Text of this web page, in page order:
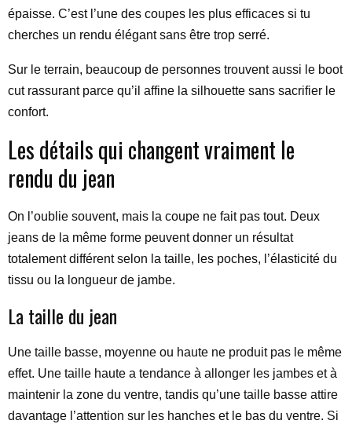
épaisse. C’est l’une des coupes les plus efficaces si tu
cherches un rendu élégant sans être trop serré.
Sur le terrain, beaucoup de personnes trouvent aussi le boot
cut rassurant parce qu’il affine la silhouette sans sacrifier le
confort.
Les détails qui changent vraiment le
rendu du jean
On l’oublie souvent, mais la coupe ne fait pas tout. Deux
jeans de la même forme peuvent donner un résultat
totalement différent selon la taille, les poches, l’élasticité du
tissu ou la longueur de jambe.
La taille du jean
Une taille basse, moyenne ou haute ne produit pas le même
effet. Une taille haute a tendance à allonger les jambes et à
maintenir la zone du ventre, tandis qu’une taille basse attire
davantage l’attention sur les hanches et le bas du ventre. Si